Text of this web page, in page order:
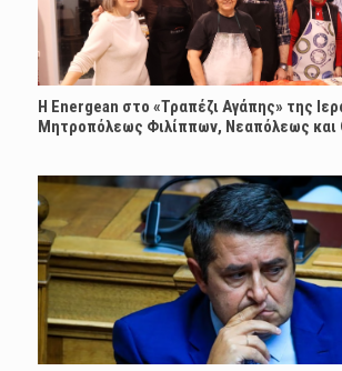
H Energean στο «Τραπέζι Αγάπης» της
Μητροπόλεως Φιλίππων, Νεαπόλεως και